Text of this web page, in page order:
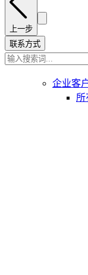
上一步
联系方式
企业客
所